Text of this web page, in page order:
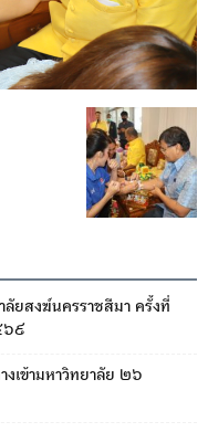
ลัยสงฆ์นครราชสีมา ครั้งที่
๖๙
งเข้ามหาวิทยาลัย ๒๖